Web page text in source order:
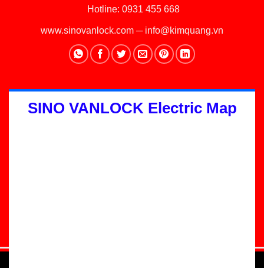
Hotline: 0931 455 668
www.sinovanlock.com ─ info@kimquang.vn
SINO VANLOCK Electric Map